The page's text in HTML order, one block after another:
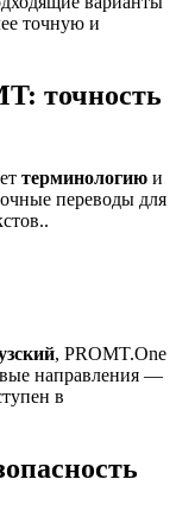
точную и
точность
терминологию и
переводы для
, PROMT.One
направления —
в